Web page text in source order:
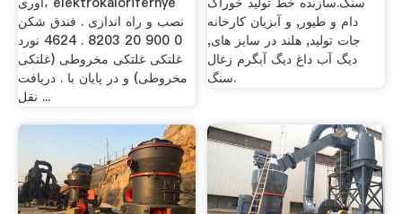
نصب و راه اندازی . فندق شکن
0 900 20 8203 . 4624 نورد
غلتکی غلتکی مخروطی (غلتکی
مخروطی) و در پایان با . دریافت
نقل ...
دام و طیور, و آبزیان کارخانه
جات تولید, هلند در سایز های,
دیگ آب داغ دیگ آبگرم زغال
سنگ.